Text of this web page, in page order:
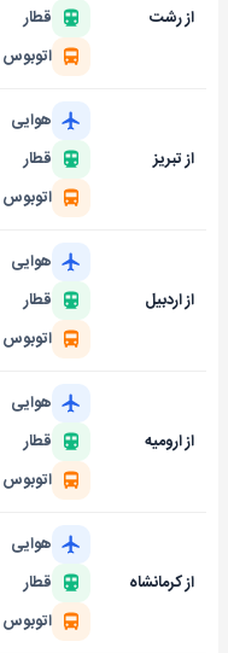
از رشت قطار
اتوبوس
از تبریز
هوایی
قطار
اتوبوس
از اردبیل
هوایی
قطار
اتوبوس
از ارومیه
هوایی
قطار
اتوبوس
از کرمانشاه
هوایی
قطار
اتوبوس